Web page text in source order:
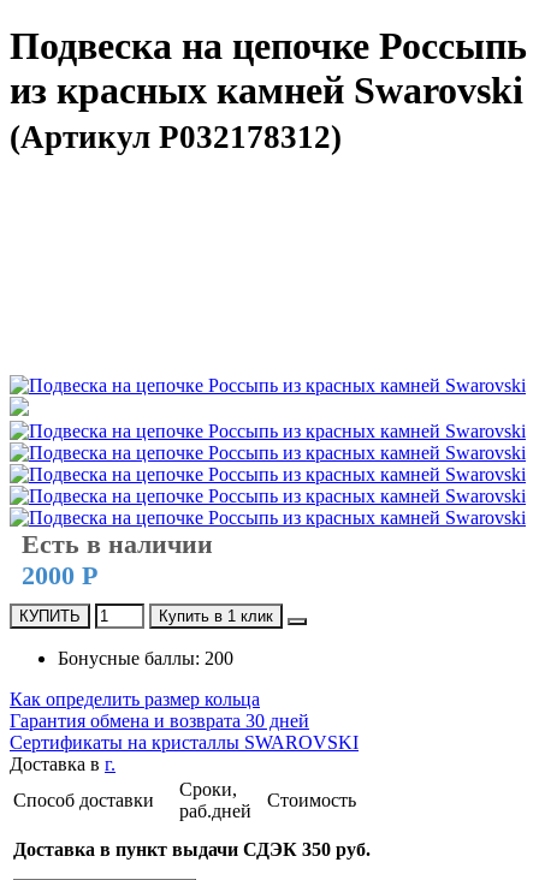
Подвеска на цепочке Россыпь
из красных камней Swarovski
(Артикул P032178312)
Есть в наличии
2000 Р
КУПИТЬ Купить в 1 клик
Бонусные баллы: 200
Как определить размер кольца
Гарантия обмена и возврата 30 дней
Сертификаты на кристаллы SWAROVSKI
Доставка в г.
Способ доставки
Сроки,
раб.дней
Стоимость
Доставка в пункт выдачи СДЭК 350 руб.